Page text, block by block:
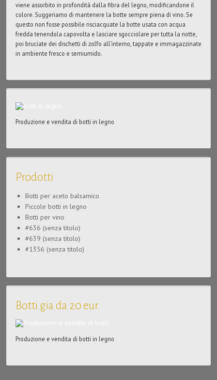
viene assorbito in profondità dalla fibra del legno, modificandone il
colore. Suggeriamo di mantenere la botte sempre piena di vino. Se
questo non fosse possibile risciacquate la botte usata con acqua
fredda tenendola capovolta e lasciare sgocciolare per tutta la notte,
poi bruciate dei dischetti di zolfo all’interno, tappate e immagazzinate
in ambiente fresco e semiumido.
Produzione e vendita di botti in legno
Prodotti
Botti per aceto balsamico
Piccole botti in legno
Botti per vino
#636 (senza titolo)
#639 (senza titolo)
#1356 (senza titolo)
Botti gia da 20 eur.
Produzione e vendita di botti in legno